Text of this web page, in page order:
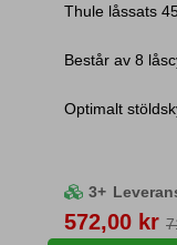
Thule låssats
Består av 8
Optimalt
3+
Pris
572,00 kr